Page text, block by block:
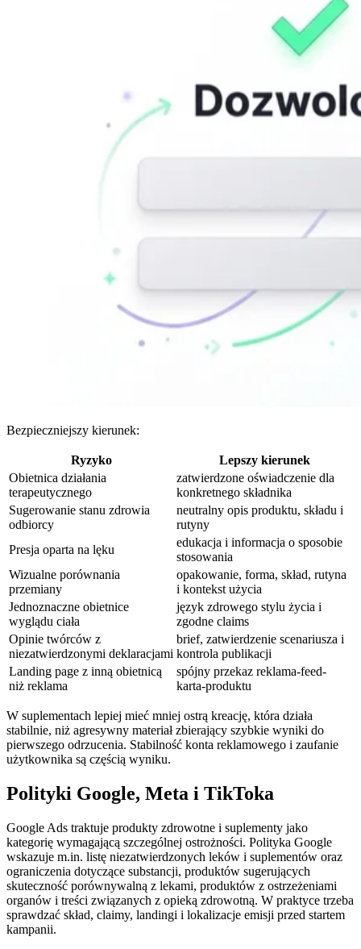
Bezpieczniejszy kierunek:
Ryzyko
Lepszy kierunek
Obietnica działania
terapeutycznego
zatwierdzone oświadczenie dla
konkretnego składnika
Sugerowanie stanu zdrowia
odbiorcy
neutralny opis produktu, składu i
rutyny
Presja oparta na lęku
edukacja i informacja o sposobie
stosowania
Wizualne porównania
przemiany
opakowanie, forma, skład, rutyna
i kontekst użycia
Jednoznaczne obietnice
wyglądu ciała
język zdrowego stylu życia i
zgodne claims
Opinie twórców z
niezatwierdzonymi deklaracjami
brief, zatwierdzenie scenariusza i
kontrola publikacji
Landing page z inną obietnicą
niż reklama
spójny przekaz reklama-feed-
karta-produktu
W suplementach lepiej mieć mniej ostrą kreację, która działa
stabilnie, niż agresywny materiał zbierający szybkie wyniki do
pierwszego odrzucenia. Stabilność konta reklamowego i zaufanie
użytkownika są częścią wyniku.
Polityki Google, Meta i TikToka
Google Ads traktuje produkty zdrowotne i suplementy jako
kategorię wymagającą szczególnej ostrożności. Polityka Google
wskazuje m.in. listę niezatwierdzonych leków i suplementów oraz
ograniczenia dotyczące substancji, produktów sugerujących
skuteczność porównywalną z lekami, produktów z ostrzeżeniami
organów i treści związanych z opieką zdrowotną. W praktyce trzeba
sprawdzać skład, claimy, landingi i lokalizacje emisji przed startem
kampanii.